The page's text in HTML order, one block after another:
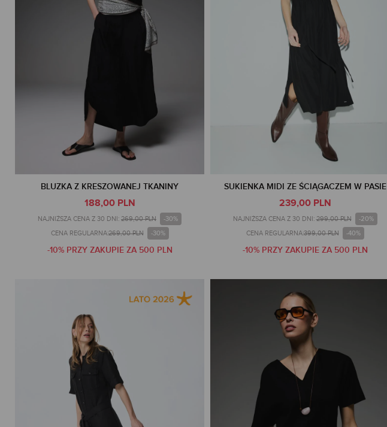
BLUZKA Z KRESZOWANEJ TKANINY
188,00 PLN
NAJNIŻSZA CENA Z 30 DNI: 269,00 PLN -30%
CENA REGULARNA:269,00 PLN -30%
-10% PRZY ZAKUPIE ZA 500 PLN
SUKIENKA MIDI ZE ŚCIĄGACZEM W PASIE
239,00 PLN
NAJNIŻSZA CENA Z 30 DNI: 299,00 PLN -20%
CENA REGULARNA:399,00 PLN -40%
-10% PRZY ZAKUPIE ZA 500 PLN